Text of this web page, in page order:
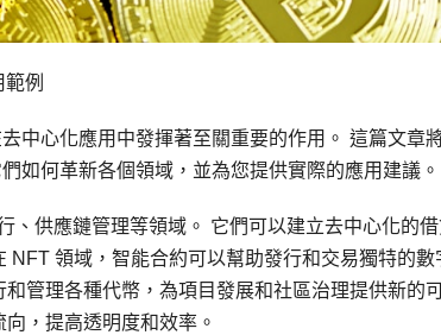
例
中心化應用中發揮著至關重要的作用。 這篇文章
如何革新各個領域，並為您提供實際的應用建議。
、供應鏈管理等領域。 它們可以建立去中心化的
領域，智能合約可以幫助發行和交易獨特的數
管理各種代幣，為項目發展和社區治理提供新的
，提高透明度和效率。